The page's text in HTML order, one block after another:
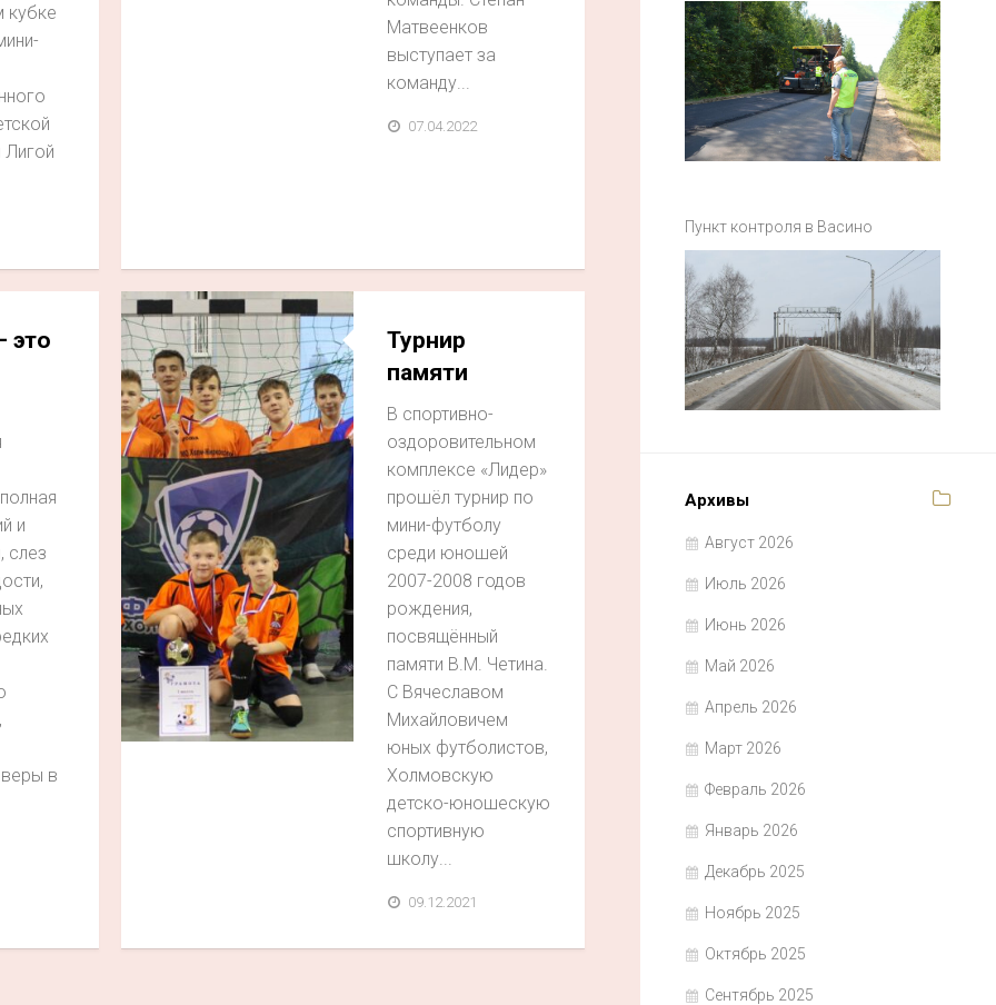
кубке
Лигой
Матвеенков
выступает за
команду...
07.04.2022
это
и
слез
в
Турнир
памяти
В спортивно-
оздоровительном
комплексе «Лидер»
прошёл турнир по
мини-футболу
среди юношей
2007-2008 годов
рождения,
посвящённый
памяти В.М. Четина.
С Вячеславом
Михайловичем
юных футболистов,
Холмовскую
детско-юношескую
спортивную
школу...
09.12.2021
Пункт контроля в Васино
Архивы
Август 2026
Июль 2026
Июнь 2026
Май 2026
Апрель 2026
Март 2026
Февраль 2026
Январь 2026
Декабрь 2025
Ноябрь 2025
Октябрь 2025
Сентябрь 2025